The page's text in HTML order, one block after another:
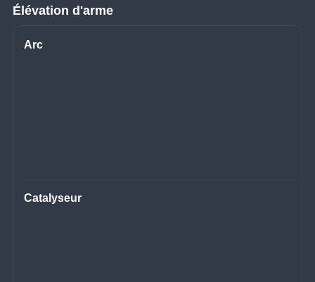
Élévation d'arme
Arc
Catalyseur